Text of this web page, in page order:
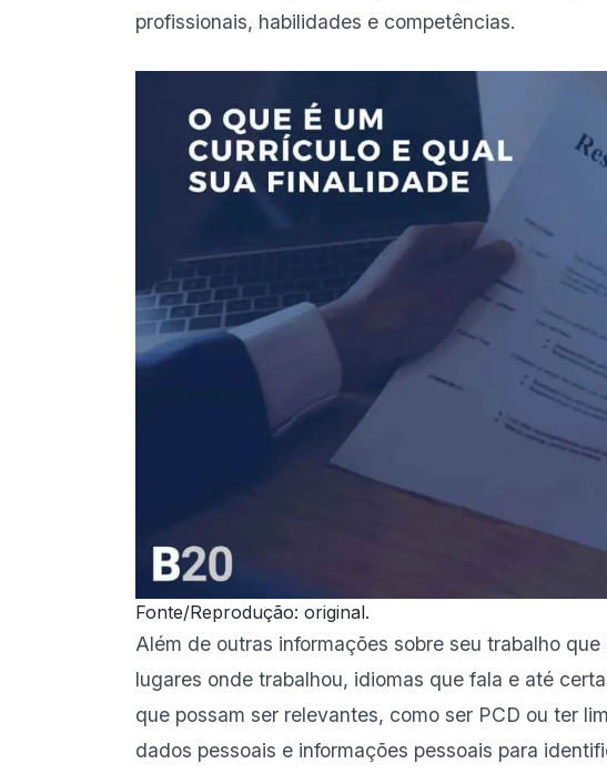
profissionais, habilidades e competências.
Fonte/Reprodução: original.
Além de outras informações sobre seu trabalho
lugares onde trabalhou, idiomas que fala e até
que possam ser relevantes, como ser PCD ou ter
dados pessoais e informações pessoais para